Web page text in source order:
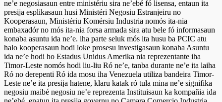
ne’e negosiasaun entre ministériu sira ne’ebé fó lisensa, entaun ita
presija esplikasaun husi Ministéri Negosiu Estranjeiru no
Kooperasaun, Ministériu Komérsiu Industria nomós ita-nia
embaxadór no mós ita-nia forsa armada sira atu bele fó informasaun
konaba asuntu ida ne’e. iha parte seluk mós ita husu ba PCIC atu
halo kooperasaun hodi loke prosesu investigasaun konaba Asuntu
ida ne’e hodi ho Estadus Unidus Amerika nia reprezentante iha
Timor-Leste nomós hodi liu-liu Ró ne’e, tanba durante ne’e ita laiha
Ró no derepenti Ró ida mosu iha Venezuela utiliza bandeira Timor-
Leste ne’e ita presija hatene, klaru katak ró tula mina ne’e signifika
negosiu maibé negosiu ne’e reprezenta Instituisaun ka kompañia ida